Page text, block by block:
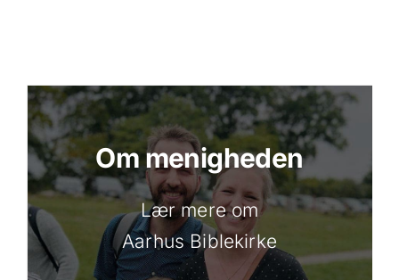
Om menigheden
Lær mere om
Aarhus Biblekirke